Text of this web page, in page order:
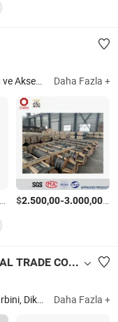
Özel Grafit, Grafit Elektrodu, Refrakter, Boru ve Aksesuarlar, Kanal Kapağı, Cüruf Kabı, Prefabrik Ev Daha Fazla +
$2.500,00-3.000,00/
QINGDAO UNIVERSAL INTERNATIONAL TRADE CO ., LTD.
Kalıcı Mıknatıs Jeneratörü, Yatay Rüzgar Türbini, Dikey Rüzgar Türbini, İnvertör, Doğal Pul Grafit, CNC İşleme, Yatırım Döküm, Kum Döküm Daha Fazla +